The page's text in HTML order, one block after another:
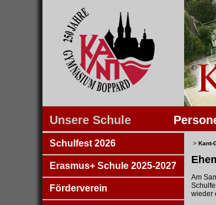
Unsere Schule
Schulfest 2026
Erasmus+ Schule 2025-2027
Förderverein
> Kant-
Am
wieder